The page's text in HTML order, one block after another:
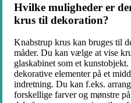
Hvilke muligheder er
krus til dekoration?
Knabstrup krus kan bruges til
måder. Du kan vælge at vise
glaskabinet som et
dekorative elementer på et
indretning. Du kan f.eks.
forskellige farver og mønstre